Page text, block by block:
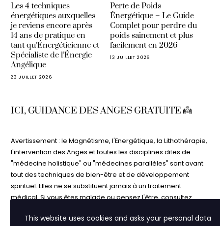
Les 4 techniques
énergétiques auxquelles
je reviens encore après
14 ans de pratique en
tant qu’Énergéticienne et
Spécialiste de l’Énergie
Angélique
23 JUILLET 2026
Perte de Poids
Énergétique – Le Guide
Complet pour perdre du
poids sainement et plus
facilement en 2026
13 JUILLET 2026
ICI, GUIDANCE DES ANGES GRATUITE 👼
Avertissement : le Magnétisme, l'Energétique, la Lithothérapie,
l'intervention des Anges et toutes les disciplines dites de
"médecine holistique" ou "médecines parallèles" sont avant
tout des techniques de bien-être et de développement
spirituel. Elles ne se substituent jamais à un traitement
médical. Si vous êtes malade ou pensez l'être, consultez
sans l'avis de votre médecin. Les informations contenues
This website uses cookies and asks your personal data